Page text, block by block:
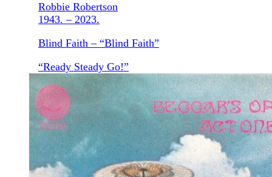
Robbie Robertson
1943. – 2023.
Blind Faith – “Blind Faith”
“Ready Steady Go!”